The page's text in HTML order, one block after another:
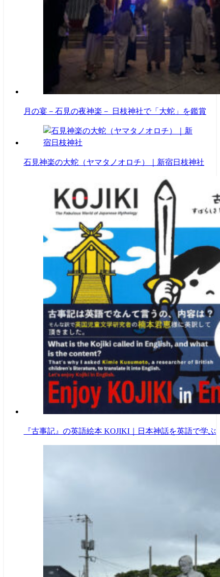
月の宴－石見の夜神楽－ 日枝神社で「大蛇」を鑑賞
石見神楽の大蛇（ヤマタノオロチ）｜新宿日枝神社
『古事記』の英語絵本 KOJIKI｜日本神話を英語で学ぶ